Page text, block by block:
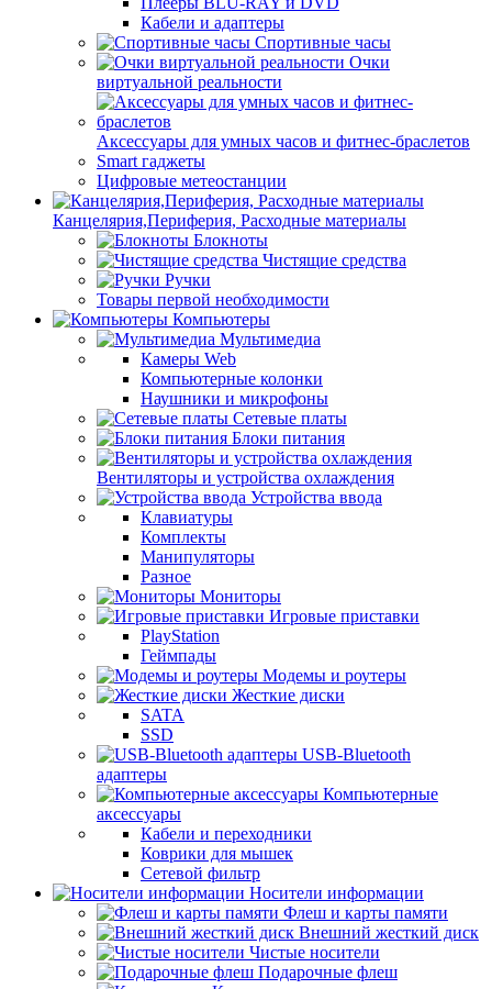
Кабели и адаптеры
Спортивные часы
Очки
виртуальной реальности
Аксессуары для умных часов и фитнес-браслетов
Smart гаджеты
Цифровые метеостанции
Канцелярия,Периферия, Расходные материалы
Блокноты
Чистящие средства
Ручки
Товары первой необходимости
Компьютеры
Мультимедиа
Камеры Web
Компьютерные колонки
Наушники и микрофоны
Сетевые платы
Блоки питания
Вентиляторы и устройства охлаждения
Устройства ввода
Клавиатуры
Комплекты
Манипуляторы
Разное
Мониторы
Игровые приставки
PlayStation
Геймпады
Модемы и роутеры
Жесткие диски
SATA
SSD
USB-Bluetooth
адаптеры
Компьютерные
аксессуары
Кабели и переходники
Коврики для мышек
Сетевой фильтр
Носители информации
Флеш и карты памяти
Внешний жесткий диск
Чистые носители
Подарочные флеш